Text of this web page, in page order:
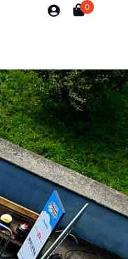
0